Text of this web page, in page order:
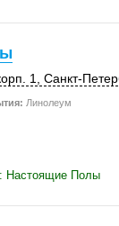
1 Санкт-
Линолеум
Настоящие Полы